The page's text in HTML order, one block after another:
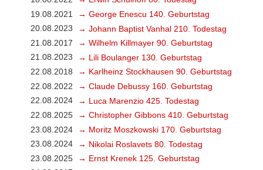
19.08.2021
→ George Enescu 140. Geburtstag
20.08.2023
→ Johann Baptist Vanhal 210. Todestag
21.08.2017
→ Wilhelm Killmayer 90. Geburtstag
21.08.2023
→ Lili Boulanger 130. Geburtstag
22.08.2018
→ Karlheinz Stockhausen 90. Geburtstag
22.08.2022
→ Claude Debussy 160. Geburtstag
22.08.2024
→ Luca Marenzio 425. Todestag
22.08.2025
→ Christopher Gibbons 410. Geburtstag
23.08.2024
→ Moritz Moszkowski 170. Geburtstag
23.08.2024
→ Nikolai Roslavets 80. Todestag
23.08.2025
→ Ernst Krenek 125. Geburtstag